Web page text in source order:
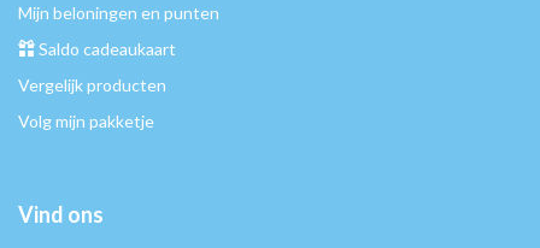
Mijn beloningen en punten
Saldo cadeaukaart
Vergelijk producten
Volg mijn pakketje
Vind ons